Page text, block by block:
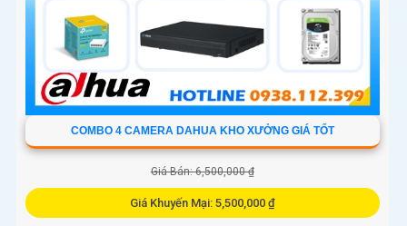
COMBO 4 CAMERA DAHUA KHO XƯỞNG GIÁ TỐT
Giá Bán: 6,500,000 ₫
Giá Khuyến Mại: 5,500,000 ₫